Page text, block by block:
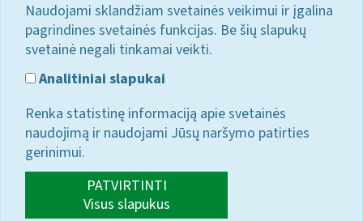
Naudojami sklandžiam svetainės veikimui ir įgalina
pagrindines svetainės funkcijas. Be šių slapukų
svetainė negali tinkamai veikti.
Analitiniai slapukai
Renka statistinę informaciją apie svetainės
naudojimą ir naudojami Jūsų naršymo patirties
gerinimui.
PATVIRTINTI
Visus slapukus